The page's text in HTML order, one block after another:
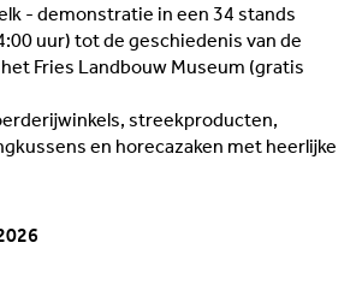
- demonstratie in een 34 stands
uur) tot de geschiedenis van de
Fries Landbouw Museum (gratis
streekproducten,
en horecazaken met heerlijke